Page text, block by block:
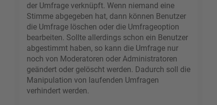
der Umfrage verknüpft. Wenn niemand eine
Stimme abgegeben hat, dann können Benutzer
die Umfrage löschen oder die Umfrageoption
bearbeiten. Sollte allerdings schon ein Benutzer
abgestimmt haben, so kann die Umfrage nur
noch von Moderatoren oder Administratoren
geändert oder gelöscht werden. Dadurch soll die
Manipulation von laufenden Umfragen
verhindert werden.